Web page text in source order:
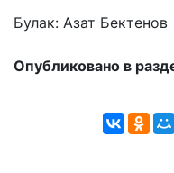
Булак: Азат Бектенов
Опубликовано в